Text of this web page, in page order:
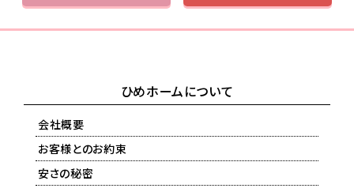
ひめホームについて
会社概要
お客様とのお約束
安さの秘密